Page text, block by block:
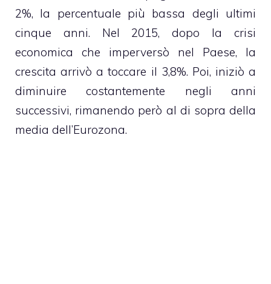
2%, la percentuale più bassa degli ultimi
cinque anni. Nel 2015, dopo la crisi
economica che imperversò nel Paese, la
crescita arrivò a toccare il 3,8%. Poi, iniziò a
diminuire costantemente negli anni
successivi, rimanendo però al di sopra della
media dell’Eurozona.